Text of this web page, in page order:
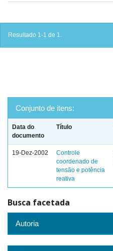
Resultado 1-1 de 1.
Conjunto de itens:
Data do
documento
Título
19-Dez-2002
Controle
coordenado de
tensão e potência
reativa
Busca facetada
Autoria